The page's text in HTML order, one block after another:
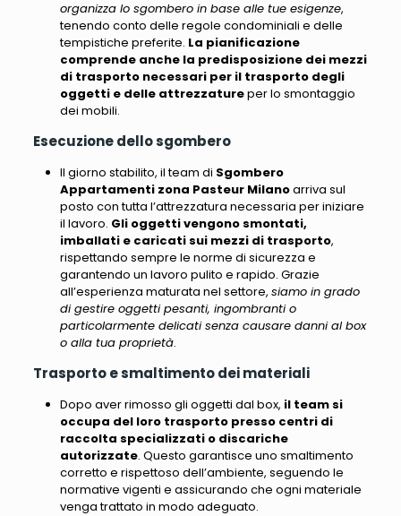
organizza lo sgombero in base alle tue esigenze,
tenendo conto delle regole condominiali e delle
tempistiche preferite. La pianificazione
comprende anche la predisposizione dei mezzi
di trasporto necessari per il trasporto degli
oggetti e delle attrezzatureper lo smontaggio
dei mobili.
Esecuzione dello sgombero
Il giorno stabilito, il team di Sgombero
Appartamenti zona Pasteur Milanoarriva sul
posto con tutta l’attrezzatura necessaria per iniziare
il lavoro. Gli oggetti vengono smontati,
imballati e caricati sui mezzi di trasporto,
rispettando sempre le norme di sicurezza e
garantendo un lavoro pulito e rapido. Grazie
all’esperienza maturata nel settore, siamo in grado
di gestire oggetti pesanti, ingombranti o
particolarmente delicati senza causare danni al box
o alla tua proprietà.
Trasporto e smaltimento dei materiali
Dopo aver rimosso gli oggetti dal box, il team si
occupa del loro trasporto presso centri di
raccolta specializzati o discariche
autorizzate. Questo garantisce uno smaltimento
corretto e rispettoso dell’ambiente, seguendo le
normative vigenti e assicurando che ogni materiale
venga trattato in modo adeguato.